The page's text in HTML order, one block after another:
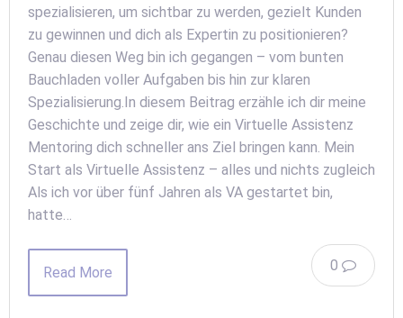
spezialisieren, um sichtbar zu werden, gezielt Kunden
zu gewinnen und dich als Expertin zu positionieren?
Genau diesen Weg bin ich gegangen – vom bunten
Bauchladen voller Aufgaben bis hin zur klaren
Spezialisierung.In diesem Beitrag erzähle ich dir meine
Geschichte und zeige dir, wie ein Virtuelle Assistenz
Mentoring dich schneller ans Ziel bringen kann. Mein
Start als Virtuelle Assistenz – alles und nichts zugleich
Als ich vor über fünf Jahren als VA gestartet bin,
hatte…
0
Read More